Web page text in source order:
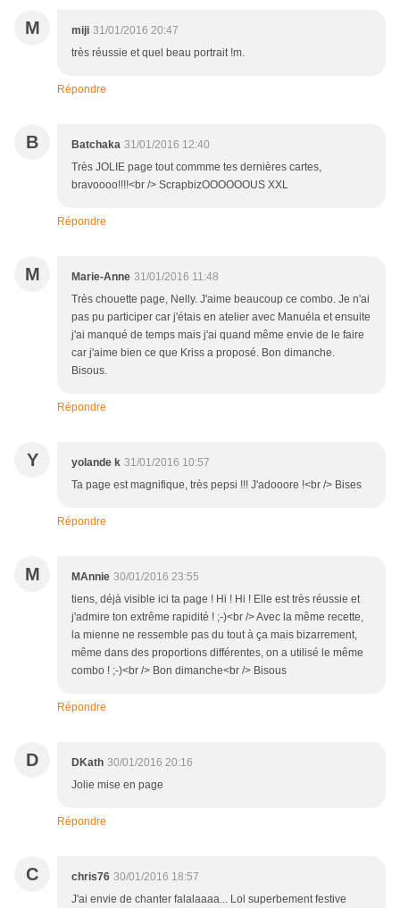
M miji 31/01/2016 20:47
très réussie et quel beau portrait !m.
Répondre
B Batchaka 31/01/2016 12:40
Très JOLIE page tout commme tes dernières cartes,
bravoooo!!!!<br /> ScrapbizOOOOOOUS XXL
Répondre
M Marie-Anne 31/01/2016 11:48
Très chouette page, Nelly. J'aime beaucoup ce combo. Je n'ai
pas pu participer car j'étais en atelier avec Manuéla et ensuite
j'ai manqué de temps mais j'ai quand même envie de le faire
car j'aime bien ce que Kriss a proposé. Bon dimanche.
Bisous.
Répondre
Y yolande k 31/01/2016 10:57
Ta page est magnifique, très pepsi !!! J'adooore !<br /> Bises
Répondre
M MAnnie 30/01/2016 23:55
tiens, déjà visible ici ta page ! Hi ! Hi ! Elle est très réussie et
j'admire ton extrême rapidité ! ;-)<br /> Avec la même recette,
la mienne ne ressemble pas du tout à ça mais bizarrement,
même dans des proportions différentes, on a utilisé le même
combo ! ;-)<br /> Bon dimanche<br /> Bisous
Répondre
D DKath 30/01/2016 20:16
Jolie mise en page
Répondre
C chris76 30/01/2016 18:57
J'ai envie de chanter falalaaaa... Lol superbement festive